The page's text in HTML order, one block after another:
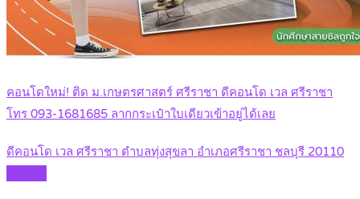
คอนโดใหม่! ติด ม.เกษตรศาสตร์ ศรีราชา ดีคอนโด เวล ศรีราชา
โทร 093-1681685 ลากกระเป๋าใบเดียวเข้าอยู่ได้เลย
ดีคอนโด เวล ศรีราชา ตำบลทุ่งสุขลา อำเภอศรีราชา ชลบุรี 20110